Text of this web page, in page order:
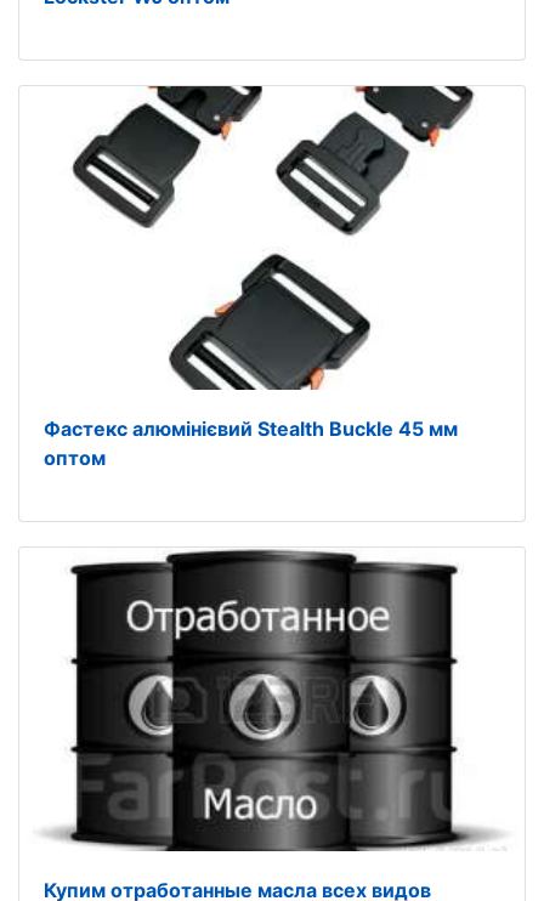
Фастекс алюмінієвий Stealth Buckle 45 мм
оптом
Купим отработанные масла всех видов